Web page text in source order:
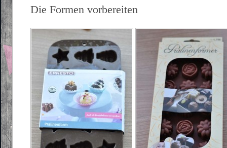
Die Formen vorbereiten